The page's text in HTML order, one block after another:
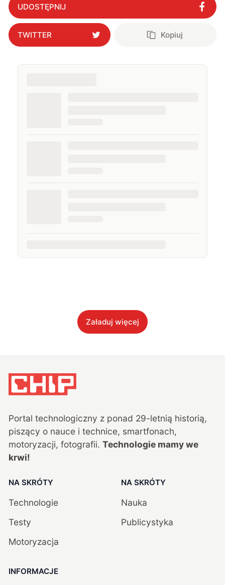
UDOSTĘPNIJ
TWITTER Kopiuj
Załaduj więcej
Portal technologiczny z ponad 29-letnią historią,
piszący o nauce i technice, smartfonach,
motoryzacji, fotografii. Technologie mamy we
krwi!
NA SKRÓTY
Technologie
Testy
Motoryzacja
NA SKRÓTY
Nauka
Publicystyka
INFORMACJE